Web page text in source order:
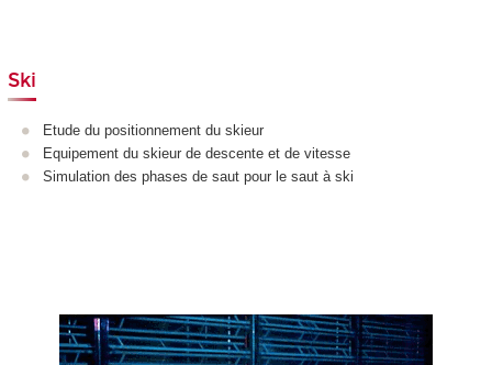
Ski
Etude du positionnement du skieur
Equipement du skieur de descente et de vitesse
Simulation des phases de saut pour le saut à ski